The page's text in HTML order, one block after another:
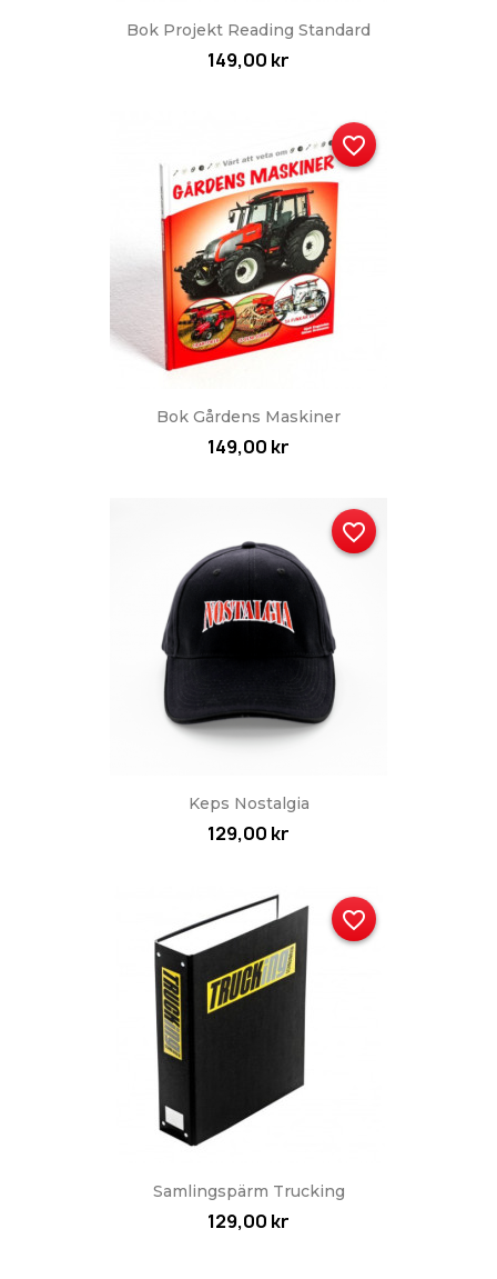
Bok Projekt Reading Standard
149,00 kr
Bok Gårdens Maskiner
149,00 kr
favorite_border
Keps Nostalgia
129,00 kr
favorite_border
Samlingspärm Trucking
129,00 kr
favorite_border